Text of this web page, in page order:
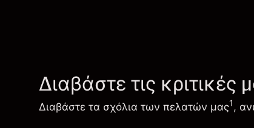
Διαβάστε τις
Διαβάστε τα σχόλια των πελατών μας1,